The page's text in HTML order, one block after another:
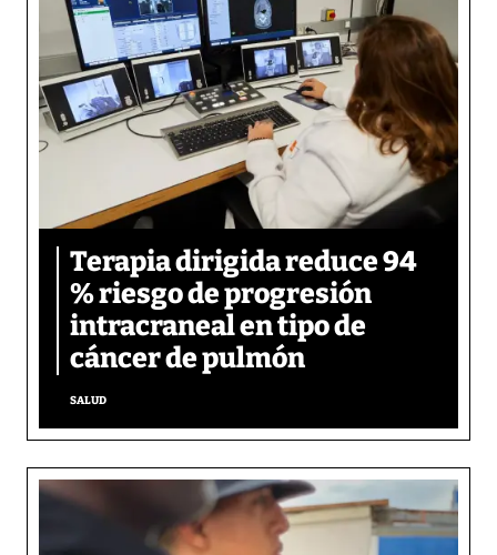
Terapia dirigida reduce 94
% riesgo de progresión
intracraneal en tipo de
cáncer de pulmón
SALUD